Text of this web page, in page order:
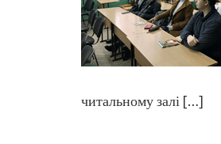
читальному залі […]